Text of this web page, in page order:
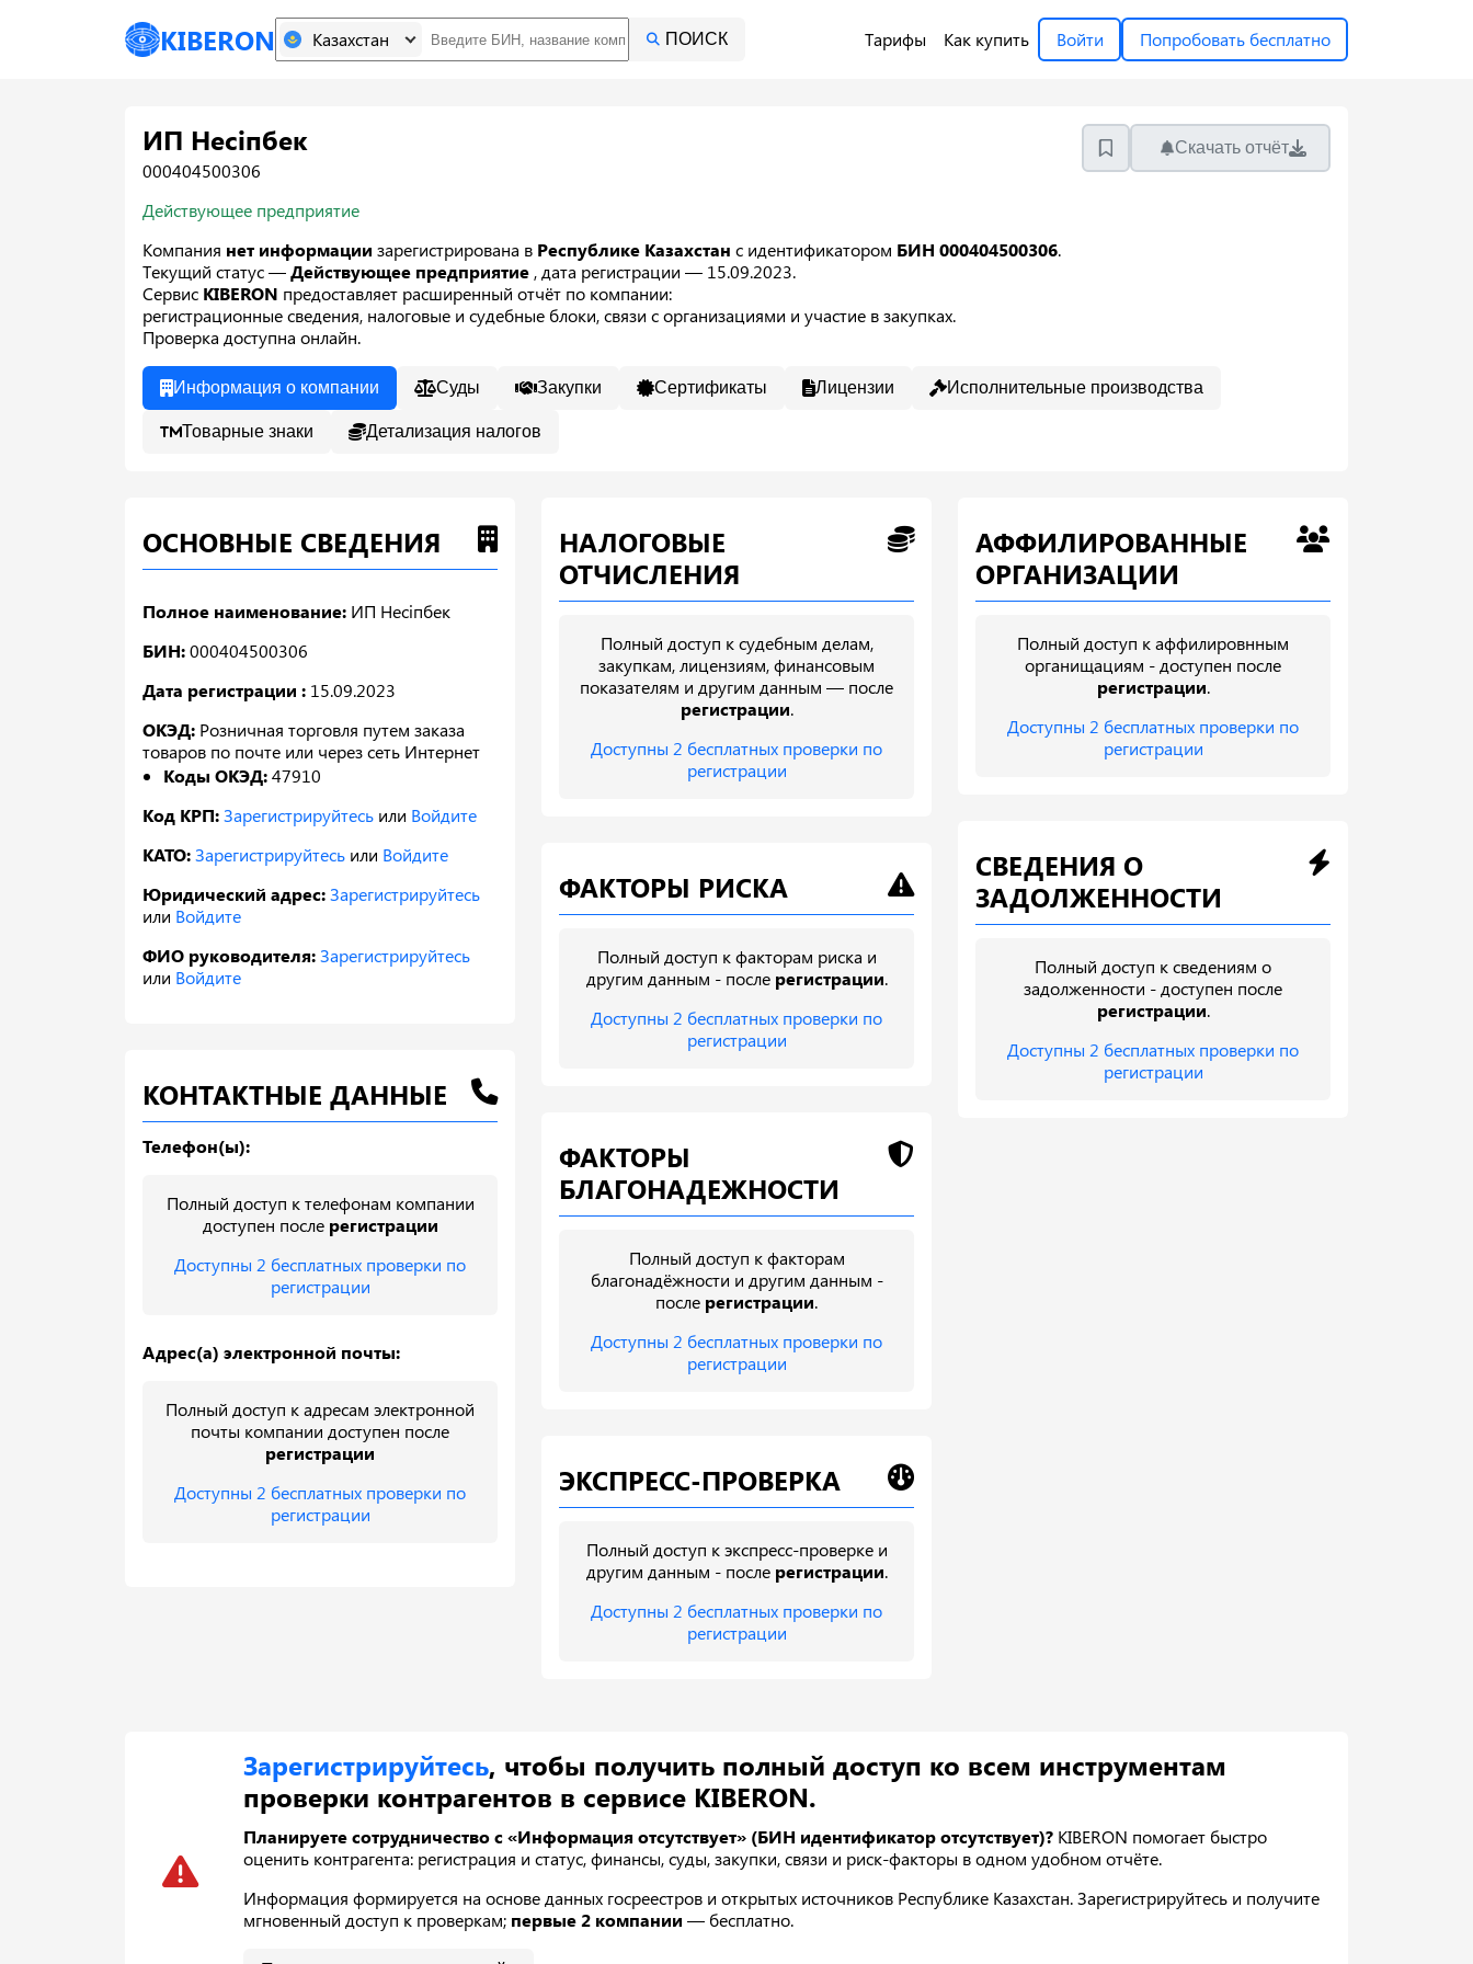
KIBERON Казахстан ПОИСК Тарифы Как купить Войти Попробовать бесплатно
ИП Несіпбек
000404500306
Скачать отчёт
Действующее предприятие
Компания нет информации зарегистрирована в Республике Казахстан с идентификатором БИН 000404500306.
Текущий статус —Действующее предприятие , дата регистрации — 15.09.2023.
Сервис KIBERON предоставляет расширенный отчёт по компании:
регистрационные сведения, налоговые и судебные блоки, связи с организациями и участие в закупках.
Проверка доступна онлайн.
Информация о компании Суды Закупки Сертификаты Лицензии Исполнительные производства
Товарные знаки Детализация налогов
ОСНОВНЫЕ СВЕДЕНИЯ
Полное наименование: ИП Несіпбек
БИН:000404500306
Дата регистрации : 15.09.2023
ОКЭД: Розничная торговля путем заказа
товаров по почте или через сеть Интернет
Коды ОКЭД:47910
Код КРП:Зарегистрируйтесь или Войдите
КАТО:Зарегистрируйтесь или Войдите
Юридический адрес:Зарегистрируйтесь
или Войдите
ФИО руководителя:Зарегистрируйтесь
или Войдите
КОНТАКТНЫЕ ДАННЫЕ
Телефон(ы):
Полный доступ к телефонам компании
доступен после регистрации
Доступны 2 бесплатных проверки по
регистрации
Адрес(а) электронной почты:
Полный доступ к адресам электронной
почты компании доступен после
регистрации
Доступны 2 бесплатных проверки по
регистрации
НАЛОГОВЫЕ
ОТЧИСЛЕНИЯ
Полный доступ к судебным делам,
закупкам, лицензиям, финансовым
показателям и другим данным — после
регистрации.
Доступны 2 бесплатных проверки по
регистрации
ФАКТОРЫ РИСКА
Полный доступ к факторам риска и
другим данным - после регистрации.
Доступны 2 бесплатных проверки по
регистрации
ФАКТОРЫ
БЛАГОНАДЕЖНОСТИ
Полный доступ к факторам
благонадёжности и другим данным -
после регистрации.
Доступны 2 бесплатных проверки по
регистрации
ЭКСПРЕСС-ПРОВЕРКА
Полный доступ к экспресс-проверке и
другим данным - после регистрации.
Доступны 2 бесплатных проверки по
регистрации
АФФИЛИРОВАННЫЕ
ОРГАНИЗАЦИИ
Полный доступ к аффилировнным
органищациям - доступен после
регистрации.
Доступны 2 бесплатных проверки по
регистрации
СВЕДЕНИЯ О
ЗАДОЛЖЕННОСТИ
Полный доступ к сведениям о
задолженности - доступен после
регистрации.
Доступны 2 бесплатных проверки по
регистрации
Зарегистрируйтесь, чтобы получить полный доступ ко всем инструментам
проверки контрагентов в сервисе KIBERON.
Планируете сотрудничество с «Информация отсутствует» (БИН идентификатор отсутствует)? KIBERON помогает быстро
оценить контрагента: регистрация и статус, финансы, суды, закупки, связи и риск-факторы в одном удобном отчёте.
Информация формируется на основе данных госреестров и открытых источников Республике Казахстан. Зарегистрируйтесь и получите
мгновенный доступ к проверкам; первые 2 компании — бесплатно.